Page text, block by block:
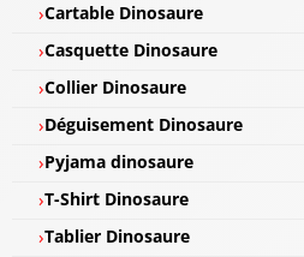
Cartable Dinosaure
Casquette Dinosaure
Collier Dinosaure
Déguisement Dinosaure
Pyjama dinosaure
T-Shirt Dinosaure
Tablier Dinosaure